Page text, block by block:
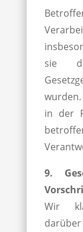
sie
in der
9.
Wir